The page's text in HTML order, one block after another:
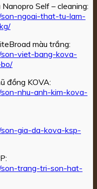
Self – cleaning:
son-ngoai-that-tu-lam-
màu trắng:
son-viet-bang-kova-
đồng KOVA:
nhu-anh-kim-kova-
gia-da-kova-ksp-
son-trang-tri-son-hat-